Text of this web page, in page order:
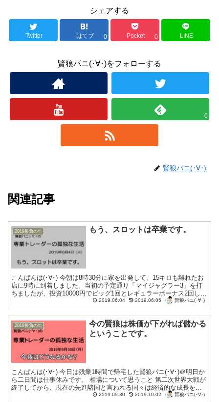
シェアする
Twitter はてブ 0 Pocket 0 LINE
賢狼パニ(･∀･)をフォローする
0
賢狼パニ(･∀･)
関連記事
2019勝負の年 もう、スロットは卒業です。
こんばんは(･∀･) 今朝は8時30分に家を出発して、15キロも離れたお
店に9時に到着しました。当初の予定通り「マイジャグラー3」を打
ちましたが、投資10000円でビッグ1回とレギュラーボーナス2回しか
引けずに見事な撃沈となり...
2019.06.04 2019.06.05 賢狼パニ(･∀･)
2019勝負の年
今の賢狼は株価が下がれば儲かる
ということです。
こんばんは(･∀･) 今日は残業1時間で帰宅した賢狼パニ(･∀･)＠明日か
ら二日間は仕事休みです。 相場について思うこと 第二次世界大戦が
終了してから、現在の先進諸国と言われる国々は経済的な成長を遂
2019.09.30 2019.10.02 賢狼パニ(･∀･)